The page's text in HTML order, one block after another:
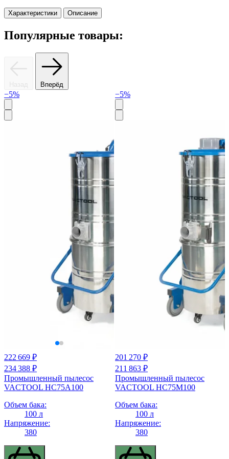
Характеристики Описание
Популярные товары:
Назад Вперёд
−5%
222 669 ₽
234 388 ₽
Промышленный пылесос
VACTOOL HC75A100
Объем бака:
100 л
Напряжение:
380
−5%
201 270 ₽
211 863 ₽
Промышленный пылесос
VACTOOL HC75M100
Объем бака:
100 л
Напряжение:
380